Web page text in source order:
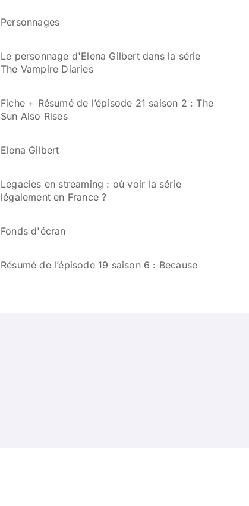
Personnages
Le personnage d'Elena Gilbert dans la série
The Vampire Diaries
Fiche + Résumé de l’épisode 21 saison 2 : The
Sun Also Rises
Elena Gilbert
Legacies en streaming : où voir la série
légalement en France ?
Fonds d'écran
Résumé de l’épisode 19 saison 6 : Because